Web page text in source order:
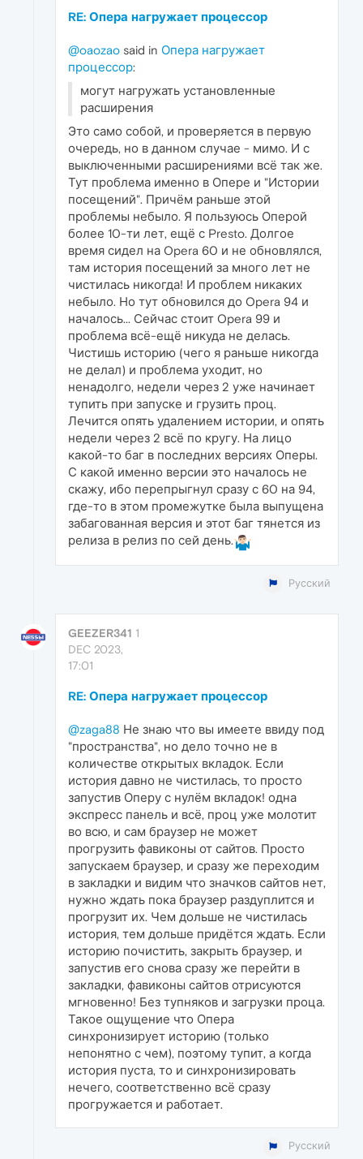
RE: Опера нагружает процессор
@oaozao said in Опера нагружает
процессор:
могут нагружать установленные
расширения
Это само собой, и проверяется в первую
очередь, но в данном случае - мимо. И с
выключенными расширениями всё так же.
Тут проблема именно в Опере и "Истории
посещений". Причём раньше этой
проблемы небыло. Я пользуюсь Оперой
более 10-ти лет, ещё с Presto. Долгое
время сидел на Opera 60 и не обновлялся,
там история посещений за много лет не
чистилась никогда! И проблем никаких
небыло. Но тут обновился до Opera 94 и
началось... Сейчас стоит Opera 99 и
проблема всё-ещё никуда не делась.
Чистишь историю (чего я раньше никогда
не делал) и проблема уходит, но
ненадолго, недели через 2 уже начинает
тупить при запуске и грузить проц.
Лечится опять удалением истории, и опять
недели через 2 всё по кругу. На лицо
какой-то баг в последних версиях Оперы.
С какой именно версии это началось не
скажу, ибо перепрыгнул сразу с 60 на 94,
где-то в этом промежутке была выпущена
забагованная версия и этот баг тянется из
релиза в релиз по сей день.
Русский
GEEZER341 1
DEC 2023,
17:01
RE: Опера нагружает процессор
@zaga88 Не знаю что вы имеете ввиду под
"пространства", но дело точно не в
количестве открытых вкладок. Если
история давно не чистилась, то просто
запустив Оперу с нулём вкладок! одна
экспресс панель и всё, проц уже молотит
во всю, и сам браузер не может
прогрузить фавиконы от сайтов. Просто
запускаем браузер, и сразу же переходим
в закладки и видим что значков сайтов нет,
нужно ждать пока браузер раздуплится и
прогрузит их. Чем дольше не чистилась
история, тем дольше придётся ждать. Если
историю почистить, закрыть браузер, и
запустив его снова сразу же перейти в
закладки, фавиконы сайтов отрисуются
мгновенно! Без тупняков и загрузки проца.
Такое ощущение что Опера
синхронизирует историю (только
непонятно с чем), поэтому тупит, а когда
история пуста, то и синхронизировать
нечего, соответственно всё сразу
прогружается и работает.
Русский